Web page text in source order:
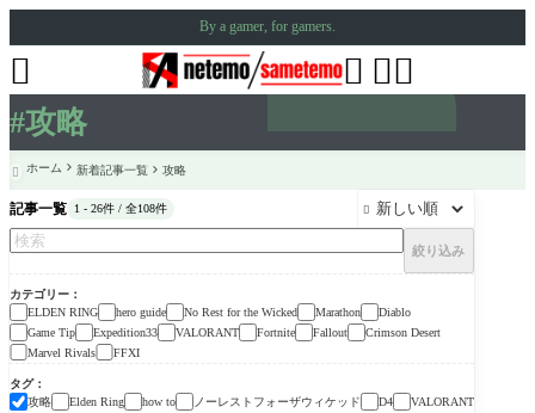
#攻略
By a gamer, for gamers.
 

 ホーム 新着記事一覧 攻略
記事一覧 1 - 26件 / 全108件 
絞り込み
カテゴリー
ELDEN RING
hero guide No Rest for the Wicked Marathon
Diablo
Game Tip
Expedition33 VALORANT Fortnite Fallout
Crimson Desert
Marvel Rivals
FFXI
タグ
攻略
Elden Ring how to ノーレストフォーザウィケッド D4
VALORANT